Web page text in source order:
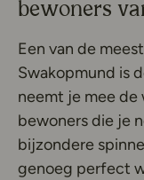
bewoners
Een van de
Swakopmund is
neemt je mee de
bewoners die je
bijzondere
genoeg perfect